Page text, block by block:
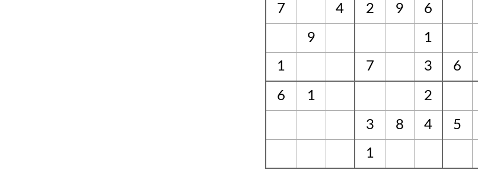
7 4 2 9 6
9
1
1
7 3 6
6 1 2
3 8 4 5
1